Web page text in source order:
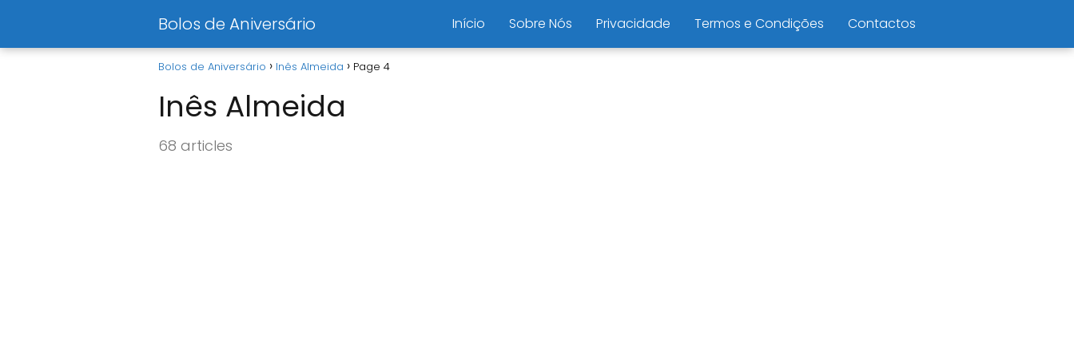
Bolos de Aniversário Início Sobre Nós Privacidade Termos e Condições Contactos
Bolos de Aniversário Inês Almeida Page 4
Inês Almeida
68 articles